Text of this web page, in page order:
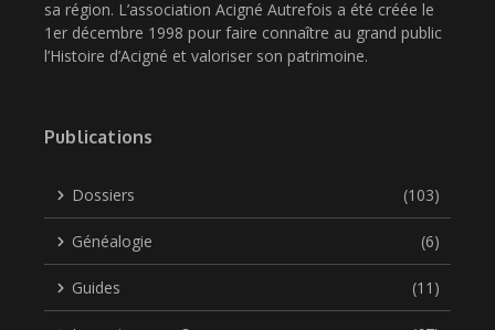
sa région. L’association Acigné Autrefois a été créée le
1er décembre 1998 pour faire connaître au grand public
l’Histoire d’Acigné et valoriser son patrimoine.
Publications
Dossiers (103)
Généalogie (6)
Guides (11)